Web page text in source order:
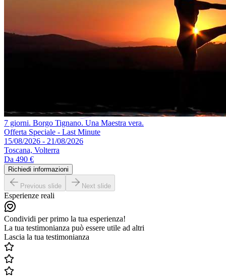
7 giorni. Borgo Tignano. Una Maestra vera.
Offerta Speciale - Last Minute
15/08/2026 - 21/08/2026
Toscana, Volterra
Da 490 €
Richiedi informazioni
Previous slide Next slide
Esperienze reali
Condividi per primo la tua esperienza!
La tua testimonianza può essere utile ad altri
Lascia la tua testimonianza